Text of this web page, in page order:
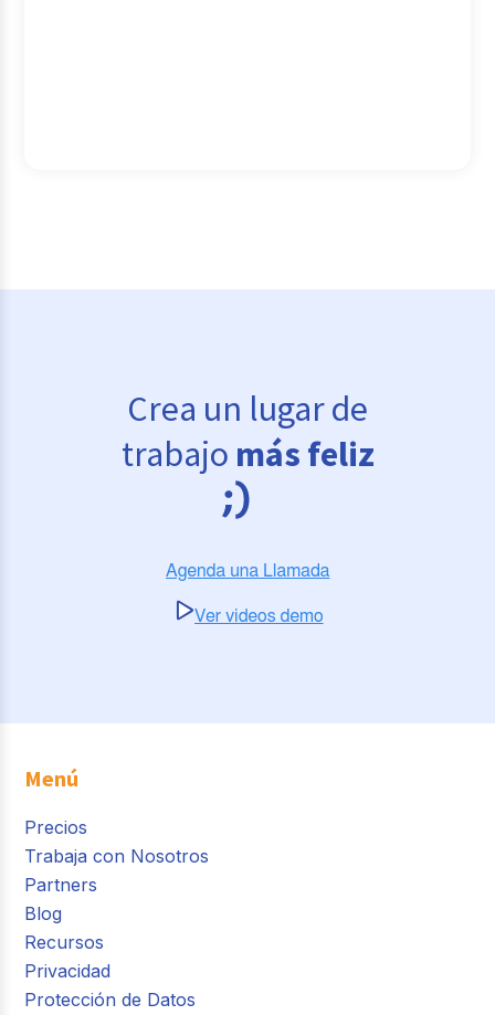
Crea un lugar de
trabajo más feliz
Menú
Precios
Trabaja con Nosotros
Partners
Blog
Recursos
Privacidad
Protección de Datos